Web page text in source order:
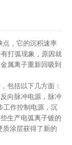
点，它的沉积速率
打弧现象，原因就
属离子重新回吸到
包括以下几方面：
向脉冲电源，脉冲
工作控制电源，沉
生产电弧离子镀的
质涂层获得了新的